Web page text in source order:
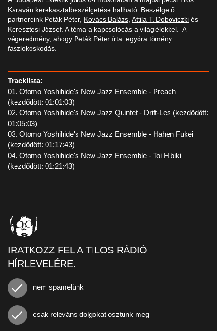
Karaván kerekasztalbeszélgetése hallható. Beszélgető
partnereink Peták Péter, Kovács Balázs, Attila T. Doboviczki és
Keresztesi József. A téma a kapcsolódás a világlélekkel. A
végeredmény, ahogy Peták Péter írta: egyóra tömény
fasziokoskodás.
Tracklista:
01. Otomo Yoshihide's New Jazz Ensemble - Preach
(kezdődött: 01:01:03)
02. Otomo Yoshihide's New Jazz Quintet - Drift-Les (kezdődött:
01:05:03)
03. Otomo Yoshihide's New Jazz Ensemble - Hahen Fukei
(kezdődött: 01:17:43)
04. Otomo Yoshihide's New Jazz Ensemble - Toi Hibiki
(kezdődött: 01:21:43)
IRATKOZZ FEL A TILOS RÁDIÓ
HÍRLEVELÉRE.
nem spamelünk
csak releváns dolgokat osztunk meg